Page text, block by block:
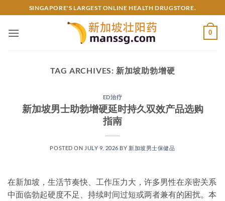
to
content
SINGAPORE'S LARGEST ONLINE HEALTH DRUGSTORE.
0
TAG ARCHIVES: 新加坡助勃增硬
ED治疗
新加坡男士助勃增硬延时持久双效产品选购
指南
POSTED ON JULY 9, 2026 BY 新加坡男士保健品
在新加坡，生活节奏快、工作压力大，许多男性在亲密关系
中面临勃起硬度不足、持续时间过短或两者兼有的困扰。本